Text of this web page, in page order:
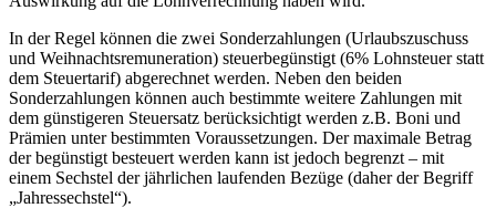
In der Regel können die zwei Sonderzahlungen (Urlaubszuschuss
und Weihnachtsremuneration) steuerbegünstigt (6% Lohnsteuer statt
dem Steuertarif) abgerechnet werden. Neben den beiden
Sonderzahlungen können auch bestimmte weitere Zahlungen mit
dem günstigeren Steuersatz berücksichtigt werden z.B. Boni und
Prämien unter bestimmten Voraussetzungen. Der maximale Betrag
der begünstigt besteuert werden kann ist jedoch begrenzt – mit
einem Sechstel der jährlichen laufenden Bezüge (daher der Begriff
„Jahressechstel“).